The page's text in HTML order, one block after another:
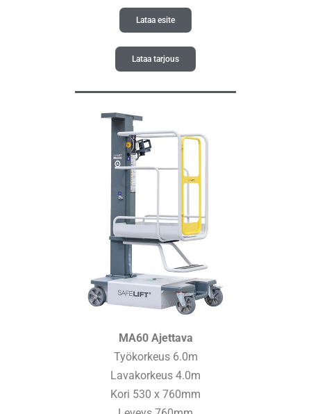
Lataa esite
Lataa tarjous
MA60 Ajettava
Työkorkeus 6.0m
Lavakorkeus 4.0m
Kori 530 x 760mm